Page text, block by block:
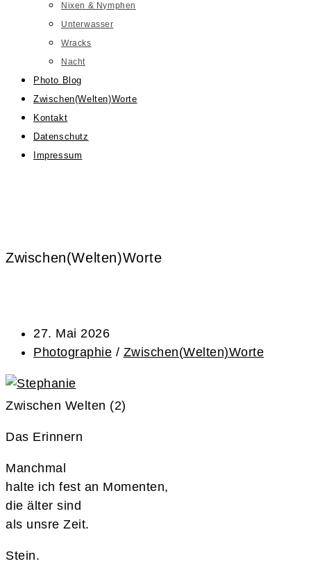
Nixen & Nymphen
Unterwasser
Wracks
Nacht
Photo Blog
Zwischen(Welten)Worte
Kontakt
Datenschutz
Impressum
Zwischen(Welten)Worte
27. Mai 2026
Photographie / Zwischen(Welten)Worte
Zwischen Welten (2)
Das Erinnern
Manchmal
halte ich fest an Momenten,
die älter sind
als unsre Zeit.
Stein.